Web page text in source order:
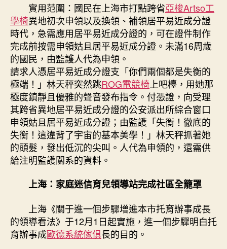
實用范圍：國民在上海市打點跨省亞梭Artso工
學椅異地初次申領以及換領、補領居平易近成分證
時代，急需應用居平易近成分證的，可在證件制作
完成前按需申領姑且居平易近成分證。未滿16周歲
的國民，由監護人代為申領。
請求人憑居平易近成分證支「你們兩個都是失衡的
極端！」林天秤突然跳ROG電競椅 上吧檯，用她那
極度鎮靜且優雅的聲音發布指令。付憑證，向受理
其跨省異地居平易近成分證的公安派出所綜合窗口
申領姑且居平易近成分證；由監護「失衡！徹底的
失衡！這違背了宇宙的基本美學！」林天秤抓著她
的頭髮，發出低沉的尖叫。人代為申領的，還需供
給注明監護關系的資料。
上海：家庭迷信育兒領導站完成社區全籠罩
上海《關于進一個步驟增進本市托育辦事成長
的領導看法》于12月1日起實施，進一個步驟明白托
育辦事成歐德系統傢俱長的目的。